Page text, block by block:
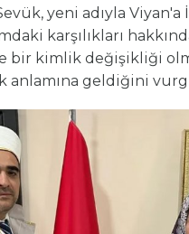
yeni adıyla Viyan'a
karşılıkları
bir kimlik değişikliği
anlamına geldiğini